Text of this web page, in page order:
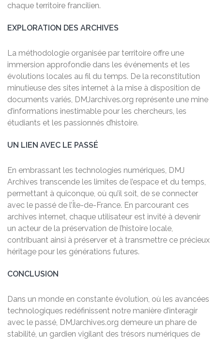
chaque territoire francilien.
EXPLORATION DES ARCHIVES
La méthodologie organisée par territoire offre une
immersion approfondie dans les événements et les
évolutions locales au fil du temps. De la reconstitution
minutieuse des sites internet à la mise à disposition de
documents variés, DMJarchives.org représente une mine
d’informations inestimable pour les chercheurs, les
étudiants et les passionnés d’histoire.
UN LIEN AVEC LE PASSÉ
En embrassant les technologies numériques, DMJ
Archives transcende les limites de l’espace et du temps,
permettant à quiconque, où qu’il soit, de se connecter
avec le passé de l’Île-de-France. En parcourant ces
archives internet, chaque utilisateur est invité à devenir
un acteur de la préservation de l’histoire locale,
contribuant ainsi à préserver et à transmettre ce précieux
héritage pour les générations futures.
CONCLUSION
Dans un monde en constante évolution, où les avancées
technologiques redéfinissent notre manière d’interagir
avec le passé, DMJarchives.org demeure un phare de
stabilité, un gardien vigilant des trésors numériques de